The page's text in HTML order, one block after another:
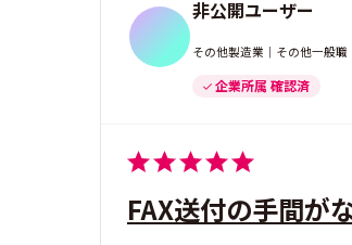
非公開ユーザー
その他製造業｜その他一般
企業所属 確認済
FAX送付の手間が